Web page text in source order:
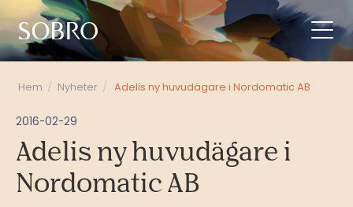
Hem / Nyheter / Adelis ny huvudägare i Nordomatic AB
2016-02-29
Adelis ny huvudägare i
Nordomatic AB